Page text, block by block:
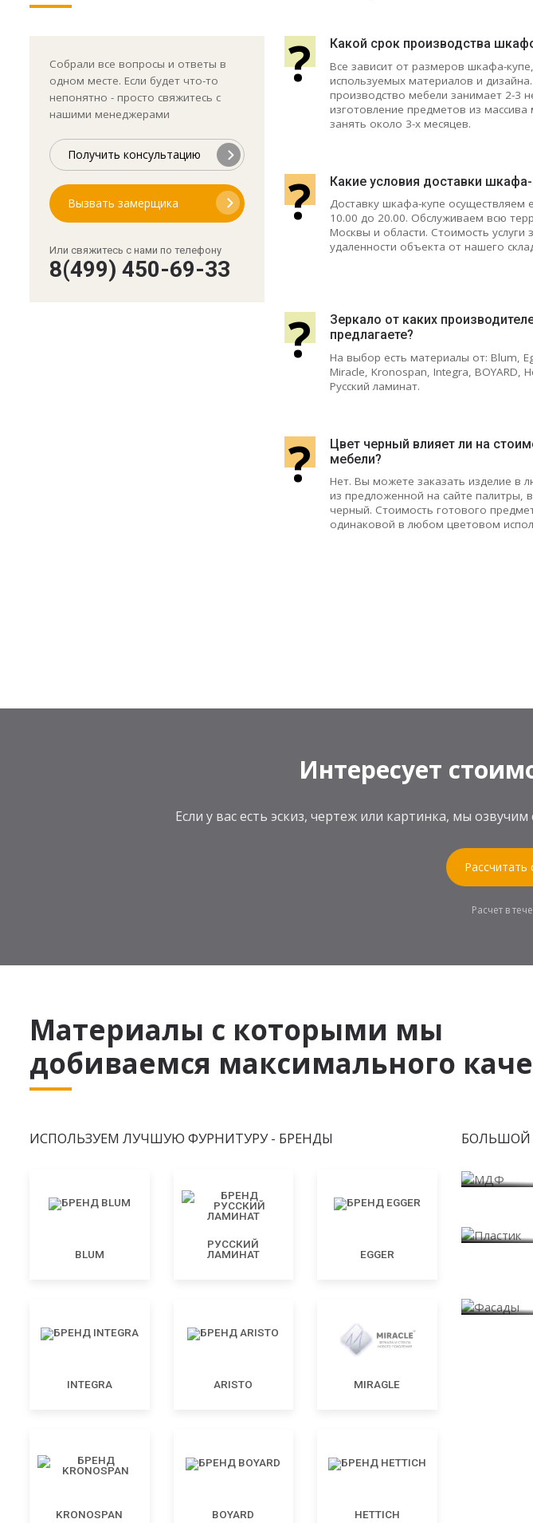
Собрали все вопросы и ответы в
одном месте. Если будет что-то
непонятно - просто свяжитесь с
нашими менеджерами
Получить консультацию
Вызвать замерщика
Или свяжитесь с нами по телефону
8(499) 450-69-33
? Какой срок производства
Все зависит от размеров шкафа-купе,
используемых материалов и
производство мебели занимает 2-3
изготовление предметов из
занять около 3-х месяцев.
? Какие условия доставки шкафа-
Доставку шкафа-купе осуществляем
10.00 до 20.00. Обслуживаем всю
Москвы и области. Стоимость услуги
удаленности объекта от нашего
?
Зеркало от каких
предлагаете?
На выбор есть материалы от: Blum,
Miracle, Kronospan, Integra, BOYARD,
Русский ламинат.
?
Цвет черный влияет ли на
мебели?
Нет. Вы можете заказать изделие в
из предложенной на сайте палитры,
черный. Стоимость готового
одинаковой в любом цветовом
Интересует
Если у вас есть эскиз, чертеж или картинка, мы
Рассчитать
Расчет в
Материалы с которыми мы
добиваемся максимального
ИСПОЛЬЗУЕМ ЛУЧШУЮ ФУРНИТУРУ - БРЕНДЫ
BLUM
РУССКИЙ
ЛАМИНАТ
EGGER
INTEGRA ARISTO MIRAGLE
KRONOSPAN BOYARD HETTICH
БОЛЬШОЙ